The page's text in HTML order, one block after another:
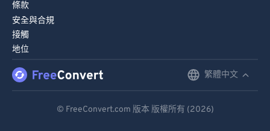
條款
安全與合規
接觸
地位
繁體中文
© FreeConvert.com 版本 版權所有 (2026)